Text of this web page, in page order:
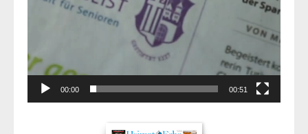
00:00 00:51